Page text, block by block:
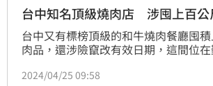
台中知名頂級燒肉店 涉囤上百公
台中又有標榜頂級的和牛燒肉餐廳囤
肉品，還涉險竄改有效日期，這間位
會擔心，恐怕相關單位把關真的不夠嚴
2024/04/25 09:58